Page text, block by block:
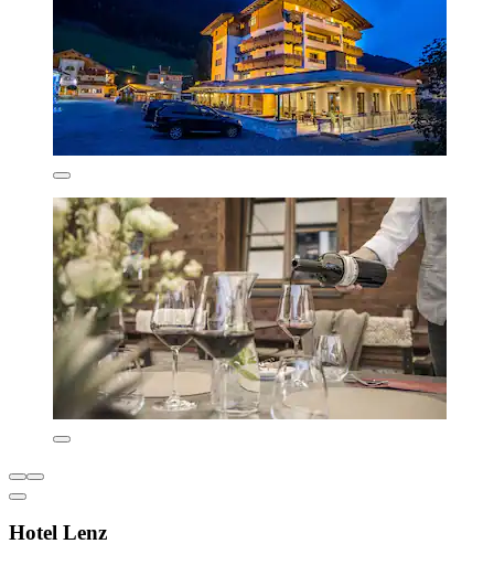
Hotel Lenz